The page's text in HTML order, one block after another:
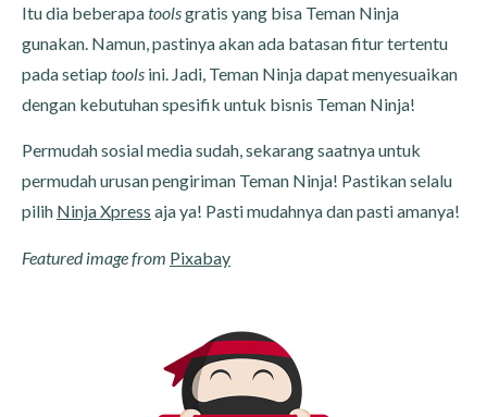
Itu dia beberapatoolsgratis yang bisa Teman Ninja
gunakan. Namun, pastinya akan ada batasan fitur tertentu
pada setiap tools ini. Jadi, Teman Ninja dapat menyesuaikan
dengan kebutuhan spesifik untuk bisnis Teman Ninja!
Permudah sosial media sudah, sekarang saatnya untuk
permudah urusan pengiriman Teman Ninja! Pastikan selalu
pilih Ninja Xpress aja ya! Pasti mudahnya dan pasti amanya!
Featured image from Pixabay